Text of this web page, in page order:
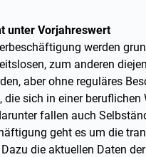
unter Vorjahreswert
werden
zum anderen
aber ohne reguläres
die sich in einer
fallen auch
geht es um die
die aktuellen Daten